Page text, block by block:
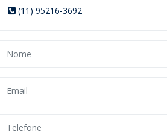
(11) 95216-3692